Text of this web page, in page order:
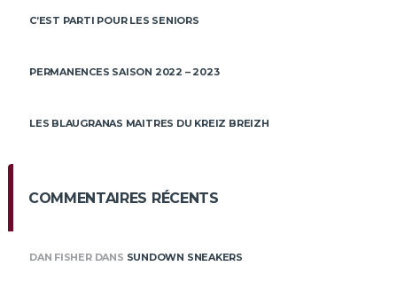
C’EST PARTI POUR LES SENIORS
PERMANENCES SAISON 2022 – 2023
LES BLAUGRANAS MAITRES DU KREIZ BREIZH
COMMENTAIRES RÉCENTS
DAN FISHERDANS SUNDOWN SNEAKERS